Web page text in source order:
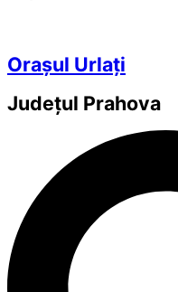
Orașul Urlați
Județul Prahova